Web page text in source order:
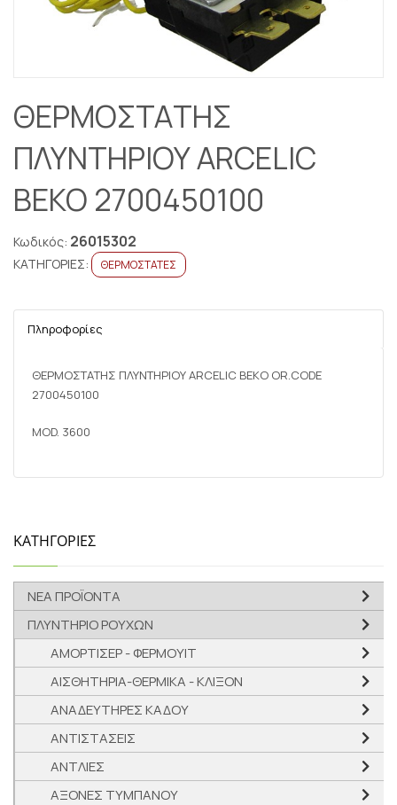
ΘΕΡΜΟΣTAΤΗΣ
ΠΛΥΝΤΗΡΙΟΥ ARCELIC
BEKO 2700450100
Κωδικός: 26015302
ΚΑΤΗΓΟΡΙΕΣ: ΘΕΡΜΟΣΤΑΤΕΣ
Πληροφορίες
ΘΕΡΜΟΣTAΤΗΣ ΠΛΥΝΤΗΡΙΟΥ ARCELIC BEKO OR.CODE
2700450100
MOD. 3600
ΚΑΤΗΓΟΡΙΕΣ
ΝΕΑ ΠΡΟΪΟΝΤΑ
ΠΛΥΝΤΗΡΙΟ ΡΟΥΧΩΝ
ΑΜΟΡΤΙΣΕΡ - ΦΕΡΜΟΥΙΤ
ΑΙΣΘΗΤΗΡΙΑ-ΘΕΡΜΙΚΑ - ΚΛΙΞΟΝ
ΑΝΑΔΕΥΤΗΡΕΣ ΚΑΔΟΥ
ΑΝΤΙΣΤΑΣΕΙΣ
ΑΝΤΛΙΕΣ
ΑΞΟΝΕΣ ΤΥΜΠΑΝΟΥ